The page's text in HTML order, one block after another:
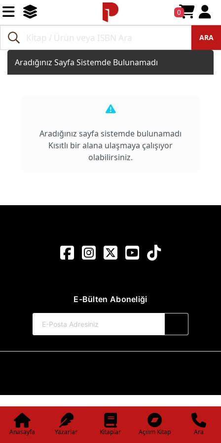
0
ARA
Aradığınız Sayfa Sistemde Bulunamadı
Aradığınız sayfa sistemde bulunamadı
Kısıtlı bir alana ulaşmaya çalışıyor
olabilirsiniz.
E-Bülten Aboneliği
Anasayfa Yazarlar Kitaplar Açılım Kitap Ara